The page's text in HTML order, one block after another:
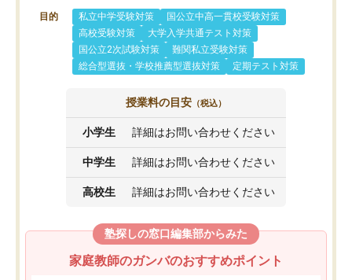
目的 私立中学受験対策
国公立中高一貫校受験対策
高校受験対策
大学入学共通テスト対策
国公立2次試験対策
難関私立受験対策
総合型選抜・学校推薦型選抜対策
定期テスト対策
授業料の目安 （税込）
小学生 詳細はお問い合わせください
中学生 詳細はお問い合わせください
高校生 詳細はお問い合わせください
塾探しの窓口編集部からみた
家庭教師のガンバのおすすめポイント